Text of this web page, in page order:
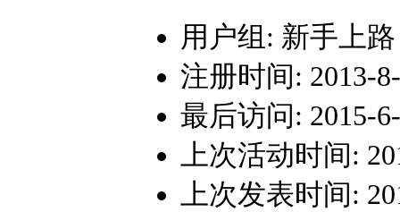
用户组: 新手上路
注册时间: 2013-
最后访问: 2015-
上次活动时间:
上次发表时间: